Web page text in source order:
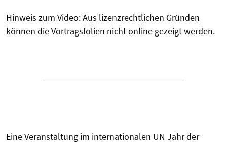
Hinweis zum Video: Aus lizenzrechtlichen Gründen
können die Vortragsfolien nicht online gezeigt werden.
Eine Veranstaltung im internationalen UN Jahr der